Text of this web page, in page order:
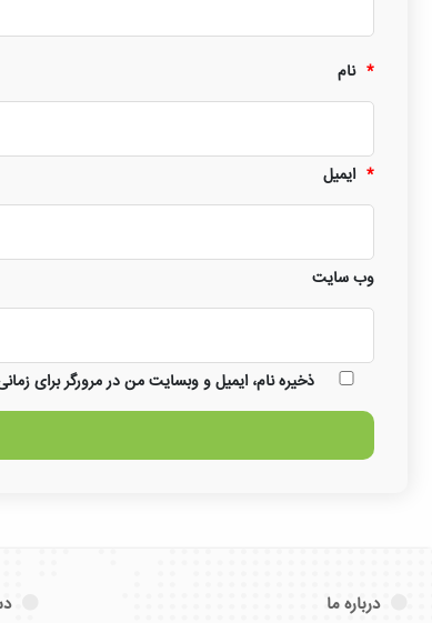
نام *
ایمیل *
وب‌ سایت
ذخیره نام، ایمیل و وبسایت من در مرورگر برای
درباره ما